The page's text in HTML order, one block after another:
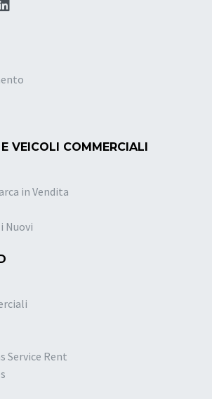
VEICOLI COMMERCIALI
in Vendita
Nuovi
Service Rent